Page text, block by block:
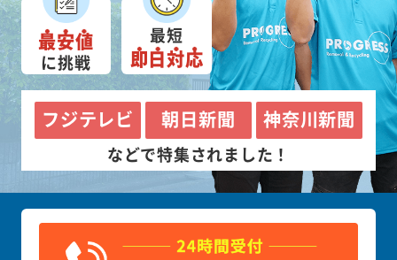
最安値
に挑戦
最短
即日対応
フジテレビ 朝日新聞 神奈川新聞
などで特集されました！